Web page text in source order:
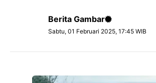
Berita Gambar
Sabtu, 01 Februari 2025, 17:45 WIB